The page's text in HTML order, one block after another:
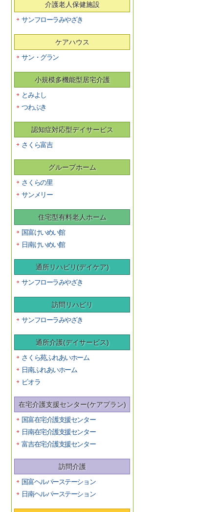
介護老人保健施設
サンフローラみやざき
ケアハウス
サン・グラン
小規模多機能型居宅介護
とみよし
つわぶき
認知症対応型デイサービス
さくら富吉
グループホーム
さくらの里
サンメリー
住宅型有料老人ホーム
国富けいめい館
日南けいめい館
通所リハビリ(デイケア)
サンフローラみやざき
訪問リハビリ
サンフローラみやざき
通所介護(デイサービス)
さくら苑ふれあいホーム
日南ふれあいホーム
ビオラ
在宅介護支援センター(ケアプラン)
国富在宅介護支援センター
日南在宅介護支援センター
富吉在宅介護支援センター
訪問介護
国富ヘルパーステーション
日南ヘルパーステーション